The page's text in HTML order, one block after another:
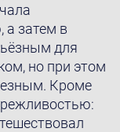
а затем в
для
но при этом
Кроме